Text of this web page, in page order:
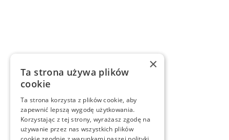
×
Ta strona używa plików
cookie
Ta strona korzysta z plików cookie, aby
zapewnić lepszą wygodę użytkowania.
Korzystając z tej strony, wyrażasz zgodę na
używanie przez nas wszystkich plików